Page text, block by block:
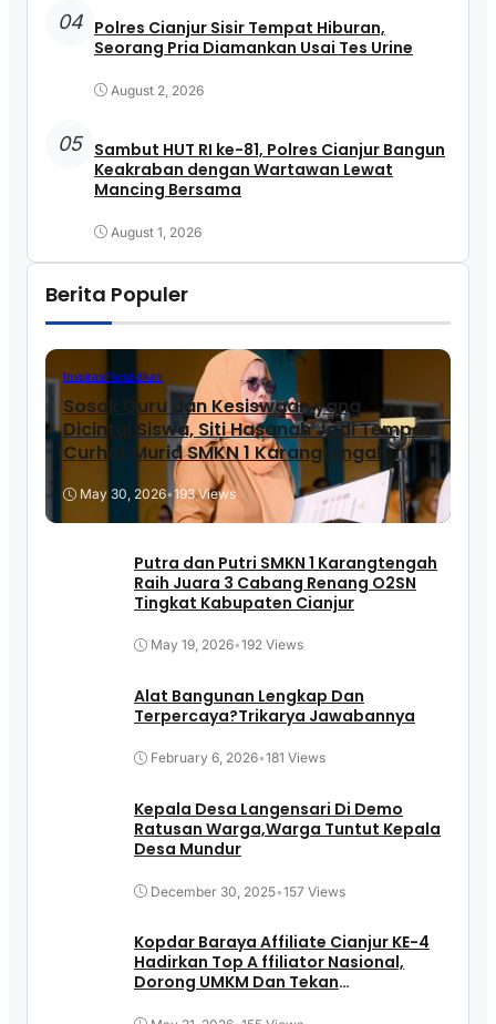
04 Polres Cianjur Sisir Tempat Hiburan,
Seorang Pria Diamankan Usai Tes Urine
August 2, 2026
05 Sambut HUT RI ke-81, Polres Cianjur Bangun
Keakraban dengan Wartawan Lewat
Mancing Bersama
August 1, 2026
Berita Populer
InspirasiPendidikan
Sosok Guru dan Kesiswaan yang
Dicintai Siswa, Siti Hasanah Jadi Tempat
Curhat Murid SMKN 1 Karangtengah
May 30, 2026•193 Views
Putra dan Putri SMKN 1 Karangtengah
Raih Juara 3 Cabang Renang O2SN
Tingkat Kabupaten Cianjur
May 19, 2026•192 Views
Alat Bangunan Lengkap Dan
Terpercaya?Trikarya Jawabannya
February 6, 2026•181 Views
Kepala Desa Langensari Di Demo
Ratusan Warga,Warga Tuntut Kepala
Desa Mundur
December 30, 2025•157 Views
Kopdar Baraya Affiliate Cianjur KE-4
Hadirkan Top A ffiliator Nasional,
Dorong UMKM Dan Tekan